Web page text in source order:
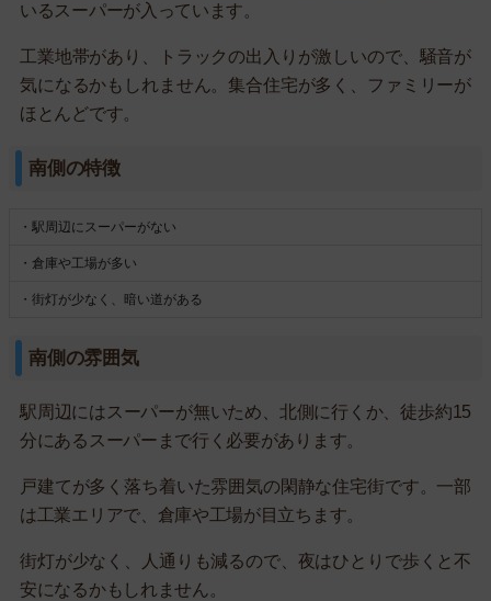
いるスーパーが入っています。
工業地帯があり、トラックの出入りが激しいので、騒音が
気になるかもしれません。集合住宅が多く、ファミリーが
ほとんどです。
南側の特徴
・駅周辺にスーパーがない
・倉庫や工場が多い
・街灯が少なく、暗い道がある
南側の雰囲気
駅周辺にはスーパーが無いため、北側に行くか、徒歩約15
分にあるスーパーまで行く必要があります。
戸建てが多く落ち着いた雰囲気の閑静な住宅街です。一部
は工業エリアで、倉庫や工場が目立ちます。
街灯が少なく、人通りも減るので、夜はひとりで歩くと不
安になるかもしれません。